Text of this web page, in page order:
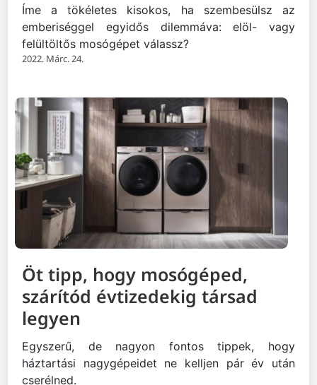
Íme a tökéletes kisokos, ha szembesülsz az
emberiséggel egyidős dilemmáva: elöl- vagy
felültöltős mosógépet válassz?
2022. Márc. 24.
Öt tipp, hogy mosógéped,
szárítód évtizedekig társad
legyen
Egyszerű, de nagyon fontos tippek, hogy
háztartási nagygépeidet ne kelljen pár év után
cserélned.